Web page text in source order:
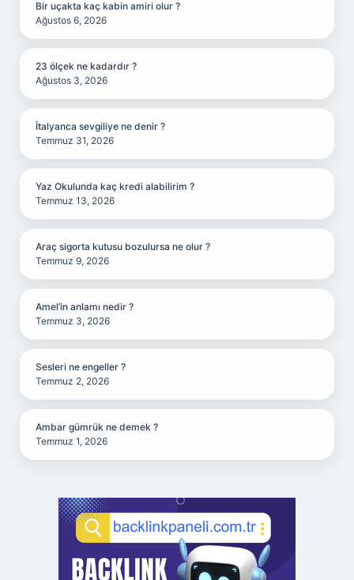
Bir uçakta kaç kabin amiri olur ?
Ağustos 6, 2026
23 ölçek ne kadardır ?
Ağustos 3, 2026
İtalyanca sevgiliye ne denir ?
Temmuz 31, 2026
Yaz Okulunda kaç kredi alabilirim ?
Temmuz 13, 2026
Araç sigorta kutusu bozulursa ne olur ?
Temmuz 9, 2026
Amel’in anlamı nedir ?
Temmuz 3, 2026
Sesleri ne engeller ?
Temmuz 2, 2026
Ambar gümrük ne demek ?
Temmuz 1, 2026